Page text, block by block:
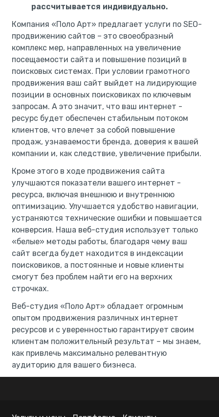
рассчитывается индивидуально.
Компания «Поло Арт» предлагает услуги по SEO-
продвижению сайтов – это своеобразный
комплекс мер, направленных на увеличение
посещаемости сайта и повышение позиций в
поисковых системах. При условии грамотного
продвижения ваш сайт выйдет на лидирующие
позиции в основных поисковиках по ключевым
запросам. А это значит, что ваш интернет -
ресурс будет обеспечен стабильным потоком
клиентов, что влечет за собой повышение
продаж, узнаваемости бренда, доверия к вашей
компании и, как следствие, увеличение прибыли.
Кроме этого в ходе продвижения сайта
улучшаются показатели вашего интернет -
ресурса, включая внешнюю и внутреннюю
оптимизацию. Улучшается удобство навигации,
устраняются технические ошибки и повышается
конверсия. Наша веб-студия использует только
«белые» методы работы, благодаря чему ваш
сайт всегда будет находится в индексации
поисковиков, а постоянные и новые клиенты
смогут без проблем найти его на верхних
строчках.
Веб-студия «Поло Арт» обладает огромным
опытом продвижения различных интернет
ресурсов и с уверенностью гарантирует своим
клиентам положительный результат – мы знаем,
как привлечь максимально релевантную
аудиторию для вашего бизнеса.